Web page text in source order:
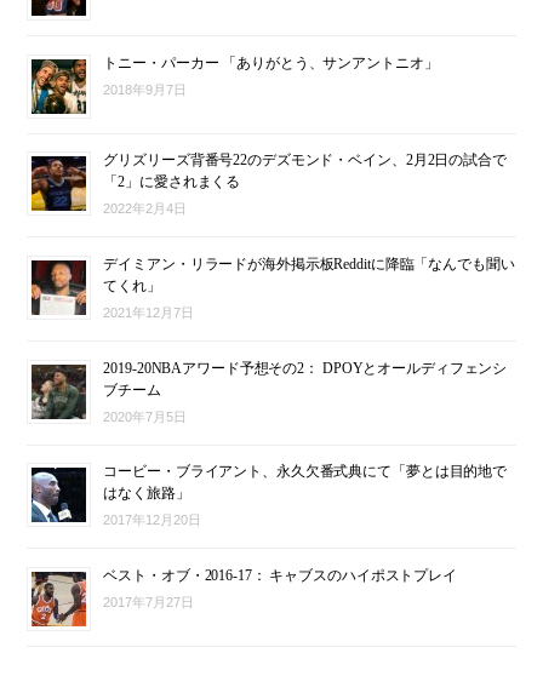
トニー・パーカー 「ありがとう、サンアントニオ」
2018年9月7日
グリズリーズ背番号22のデズモンド・ベイン、2月2日の試合で
「2」に愛されまくる
2022年2月4日
デイミアン・リラードが海外掲示板Redditに降臨「なんでも聞い
てくれ」
2021年12月7日
2019-20NBAアワード予想その2： DPOYとオールディフェンシ
ブチーム
2020年7月5日
コービー・ブライアント、永久欠番式典にて「夢とは目的地で
はなく旅路」
2017年12月20日
ベスト・オブ・2016-17： キャブスのハイポストプレイ
2017年7月27日